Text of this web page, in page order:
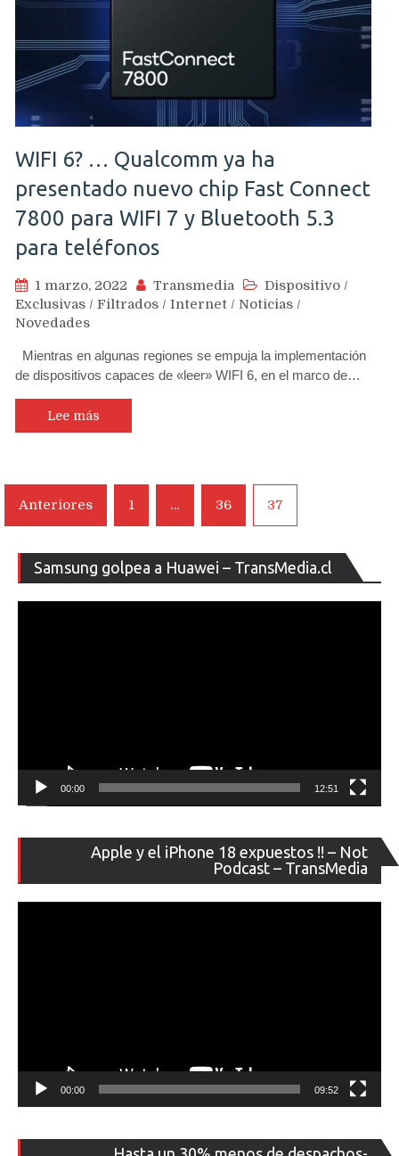
WIFI 6? … Qualcomm ya ha
presentado nuevo chip Fast Connect
7800 para WIFI 7 y Bluetooth 5.3
para teléfonos
1 marzo, 2022 Transmedia Dispositivo /
Exclusivas / Filtrados / Internet / Noticias /
Novedades
Mientras en algunas regiones se empuja la implementación
de dispositivos capaces de «leer» WIFI 6, en el marco de…
Lee más
Navegación
de
entradas
Anteriores 1 … 36 37
Samsung golpea a Huawei – TransMedia.cl
de
00:00 12:51
Apple y el iPhone 18 expuestos !! – Not
Podcast – TransMedia
de
00:00 09:52